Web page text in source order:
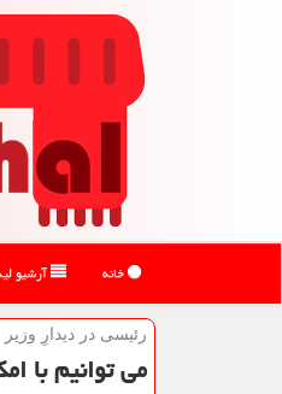
خانه آرشیو
رئیسی در دیدارِ وزیر
می توانیم با